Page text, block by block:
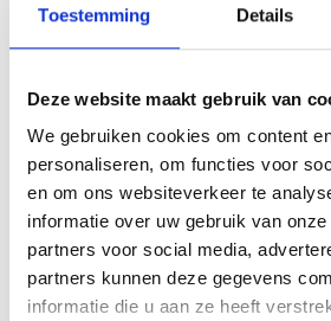
Toestemming Details
Deze website maakt gebruik van
We gebruiken cookies om content
personaliseren, om functies voor
en om ons websiteverkeer te
informatie over uw gebruik van
partners voor social media,
partners kunnen deze gegevens
informatie die u aan ze heeft
WEBER 66634 CATCH PAN Q200/Q2000
RESERVE WEBER Q SERIE GASBARBECUE
19,99